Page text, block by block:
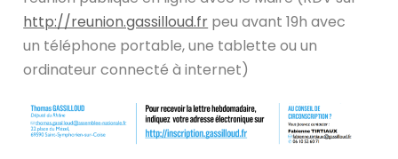
http://reunion.gassilloud.fr peu avant 19h avec
un téléphone portable, une tablette ou un
ordinateur connecté à internet)